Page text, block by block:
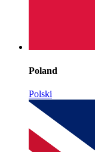
Poland
Polski